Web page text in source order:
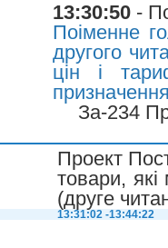
13:30:50 -
Поіменне
другого
цін і
За-234
Проект
товари,
(друге
13:31:02 -13:44:22